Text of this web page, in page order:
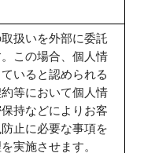
扱いを外部に委託
この場合、個人情
いると認められる
等において個人情
持などによりお客
止に必要な事項を
実施させます。